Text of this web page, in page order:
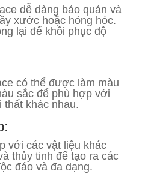
dễ dàng bảo quản và
xước hoặc hỏng hóc.
lại để khôi phục độ
có thể được làm màu
sắc để phù hợp với
thất khác nhau.
với các vật liệu khác
thủy tinh để tạo ra các
đáo và đa dạng.